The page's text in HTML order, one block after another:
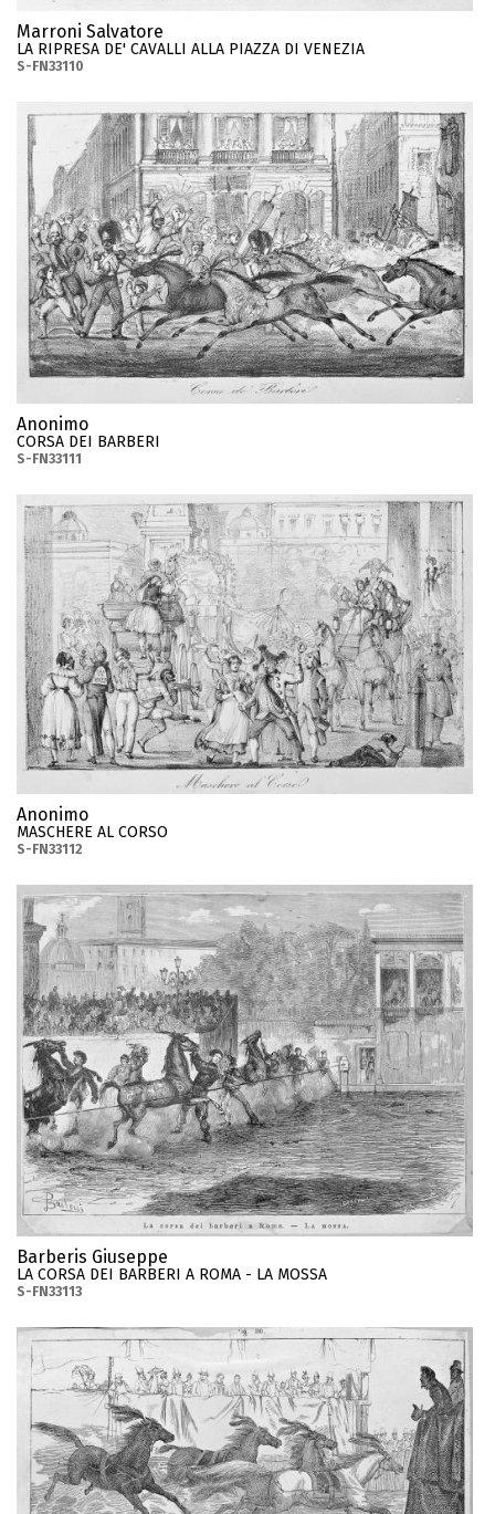
Marroni Salvatore
LA RIPRESA DE' CAVALLI ALLA PIAZZA DI VENEZIA
S-FN33110
Anonimo
CORSA DEI BARBERI
S-FN33111
Anonimo
MASCHERE AL CORSO
S-FN33112
Barberis Giuseppe
LA CORSA DEI BARBERI A ROMA - LA MOSSA
S-FN33113